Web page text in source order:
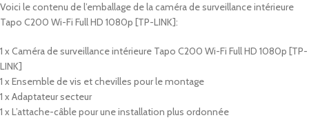
Voici le contenu de l’emballage de lacaméra de surveillance intérieure
Tapo C200 Wi-Fi Full HD 1080p [TP-LINK]:
1 x Caméra de surveillance intérieure Tapo C200 Wi-Fi Full HD 1080p [TP-
LINK]
1 x Ensemble de vis et chevilles pour le montage
1 x Adaptateur secteur
1 x L’attache-câble pour une installation plus ordonnée